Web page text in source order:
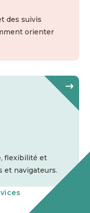
des suivis
orienter
flexibilité et
et navigateurs.